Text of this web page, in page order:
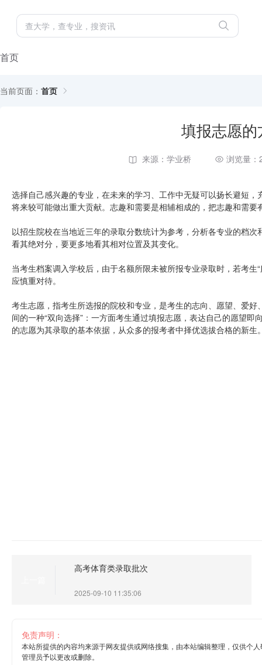
首页
当前页面： 首页
填报志愿
来源：学业桥 浏览量：
选择自己感兴趣的专业，在未来的学习、工作中无疑可以扬长避短
将来较可能做出重大贡献。志趣和需要是相辅相成的，把志趣和需
以招生院校在当地近三年的录取分数统计为参考，分析各专业的档
看其绝对分，要更多地看其相对位置及其变化。
当考生档案调入学校后，由于名额所限未被所报专业录取时，若考
应慎重对待。
考生志愿，指考生所选报的院校和专业，是考生的志向、愿望、爱
间的一种“双向选择”：一方面考生通过填报志愿，表达自己的愿望
的志愿为其录取的基本依据，从众多的报考者中择优选拔合格的新
高考体育类录取批次
2025-09-10 11:35:06
免责声明：
本站所提供的内容均来源于网友提供或网络搜集，由本站编辑整理，仅供个
管理员予以更改或删除。